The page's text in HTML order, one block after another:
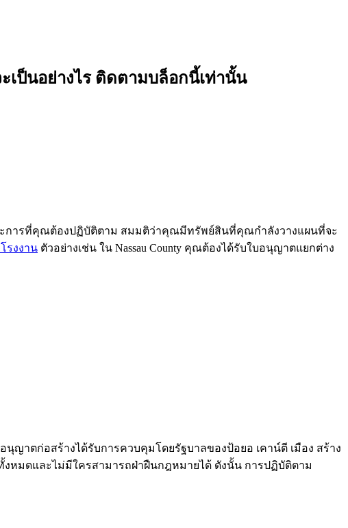
เป็นอย่างไร ติดตามบล็อกนี้เท่านั้น
ะการที่คุณต้องปฏิบัติตาม สมมติว่าคุณมีทรัพย์สินที่คุณกำลังวางแผนที่จะ
รงงาน ตัวอย่างเช่น ใน Nassau County คุณต้องได้รับใบอนุญาตแยกต่าง
ญาตก่อสร้างได้รับการควบคุมโดยรัฐบาลของป้อยอ เคาน์ตี เมือง สร้าง
หมดและไม่มีใครสามารถฝ่าฝืนกฎหมายได้ ดังนั้น การปฏิบัติตาม